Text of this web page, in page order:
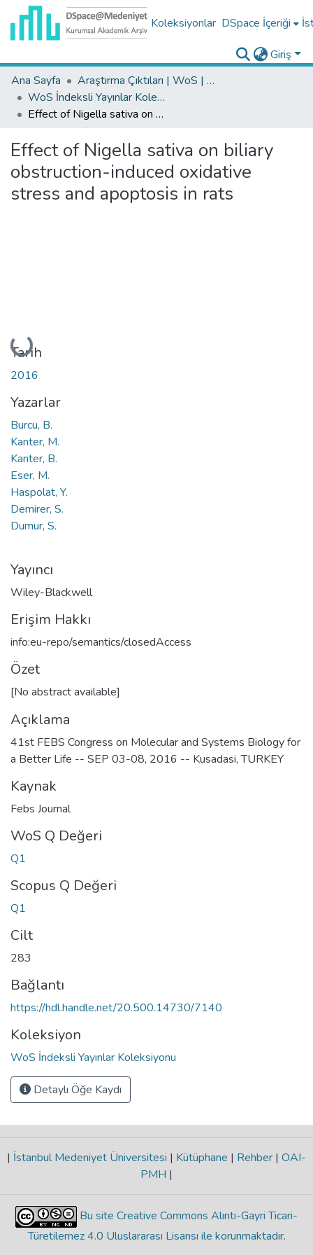
Koleksiyonlar DSpace İçeriği
Giriş
Ana Sayfa
Araştırma Çıktıları | WoS | Scopus | TR-Dizin | PubMed
WoS İndeksli Yayınlar Koleksiyonu
Effect of Nigella sativa on biliary obstruction-induced oxidative stress and apoptosis in rats
Effect of Nigella sativa on biliary
obstruction-induced oxidative
stress and apoptosis in rats
Yükleniyor...
Tarih
2016
Yazarlar
Burcu, B.
Kanter, M.
Kanter, B.
Eser, M.
Haspolat, Y.
Demirer, S.
Dumur, S.
Yayıncı
Wiley-Blackwell
Erişim Hakkı
info:eu-repo/semantics/closedAccess
Özet
[No abstract available]
Açıklama
41st FEBS Congress on Molecular and Systems Biology for
a Better Life -- SEP 03-08, 2016 -- Kusadasi, TURKEY
Kaynak
Febs Journal
WoS Q Değeri
Q1
Scopus Q Değeri
Q1
Cilt
283
Bağlantı
https://hdl.handle.net/20.500.14730/7140
Koleksiyon
WoS İndeksli Yayınlar Koleksiyonu
Detaylı Öğe Kaydı
| İstanbul Medeniyet Üniversitesi | Kütüphane | Rehber | OAI-
PMH |
Bu site Creative Commons Alıntı-Gayri Ticari-
Türetilemez 4.0 Uluslararası Lisansı ile korunmaktadır.